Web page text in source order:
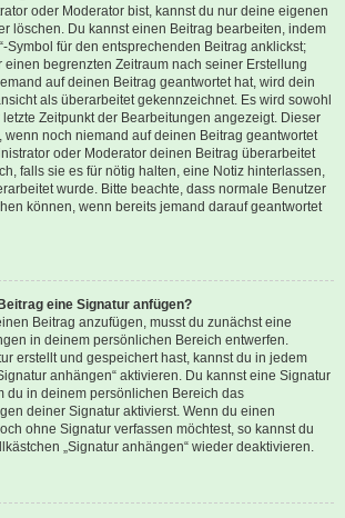
oder Moderator bist, kannst du nur deine eigenen
löschen. Du kannst einen Beitrag bearbeiten, indem
Symbol für den entsprechenden Beitrag anklickst;
einen begrenzten Zeitraum nach seiner Erstellung
auf deinen Beitrag geantwortet hat, wird dein
als überarbeitet gekennzeichnet. Es wird sowohl
Zeitpunkt der Bearbeitungen angezeigt. Dieser
wenn noch niemand auf deinen Beitrag geantwortet
oder Moderator deinen Beitrag überarbeitet
falls sie es für nötig halten, eine Notiz hinterlassen,
wurde. Bitte beachte, dass normale Benutzer
können, wenn bereits jemand darauf geantwortet
eine Signatur anfügen?
Beitrag anzufügen, musst du zunächst eine
in deinem persönlichen Bereich entwerfen.
erstellt und gespeichert hast, kannst du in jedem
anhängen“ aktivieren. Du kannst eine Signatur
du in deinem persönlichen Bereich das
deiner Signatur aktivierst. Wenn du einen
ohne Signatur verfassen möchtest, so kannst du
„Signatur anhängen“ wieder deaktivieren.